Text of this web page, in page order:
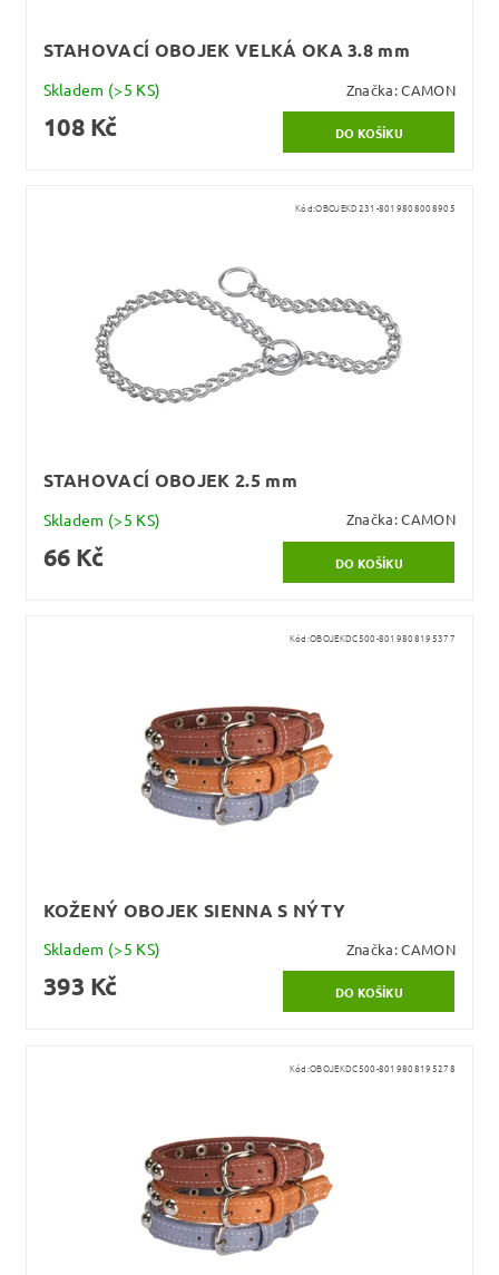
STAHOVACÍ OBOJEK VELKÁ OKA 3.8 mm
Skladem (>5 KS) Značka:CAMON
108 Kč
Kód:OBOJEKD231-8019808008905
STAHOVACÍ OBOJEK 2.5 mm
Skladem (>5 KS) Značka:CAMON
66 Kč
Kód:OBOJEKDC500-8019808195377
KOŽENÝ OBOJEK SIENNA S NÝTY
Skladem (>5 KS) Značka:CAMON
393 Kč
Kód:OBOJEKDC500-8019808195278